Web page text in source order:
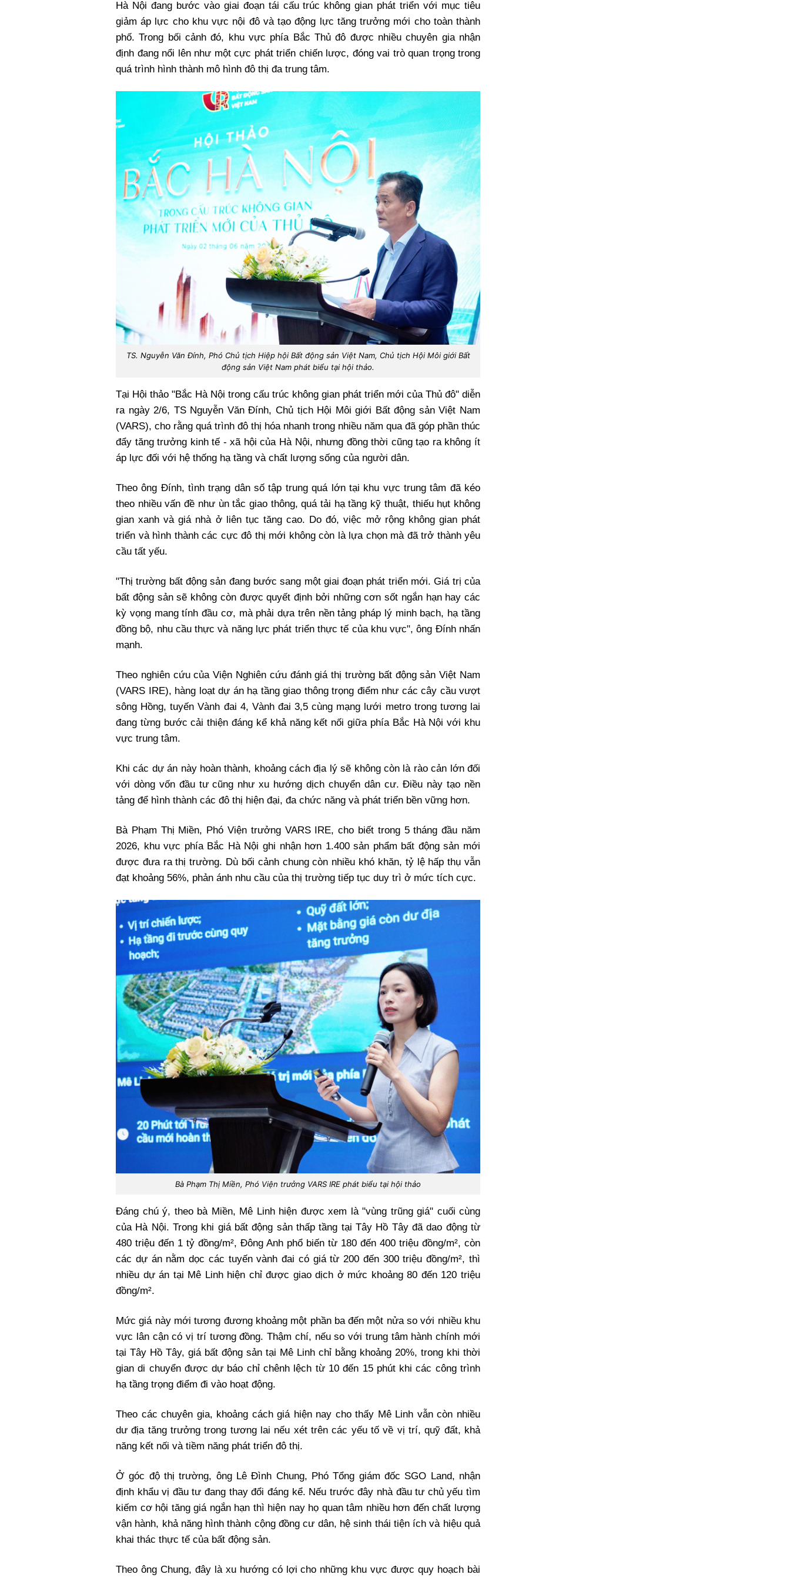
Xi nhan Trái Phải
Bạn đọc viết
Hà Nội đang bước vào giai đoạn tái cấu trúc không gian phát triển với mục tiêu
giảm áp lực cho khu vực nội đô và tạo động lực tăng trưởng mới cho toàn thành
phố. Trong bối cảnh đó, khu vực phía Bắc Thủ đô được nhiều chuyên gia nhận
định đang nổi lên như một cực phát triển chiến lược, đóng vai trò quan trọng trong
quá trình hình thành mô hình đô thị đa trung tâm.
TS. Nguyễn Văn Đính, Phó Chủ tịch Hiệp hội Bất động sản Việt Nam, Chủ tịch Hội Môi giới Bất
động sản Việt Nam phát biểu tại hội thảo.
Tại Hội thảo "Bắc Hà Nội trong cấu trúc không gian phát triển mới của Thủ đô" diễn
ra ngày 2/6, TS Nguyễn Văn Đính, Chủ tịch Hội Môi giới Bất động sản Việt Nam
(VARS), cho rằng quá trình đô thị hóa nhanh trong nhiều năm qua đã góp phần thúc
đẩy tăng trưởng kinh tế - xã hội của Hà Nội, nhưng đồng thời cũng tạo ra không ít
áp lực đối với hệ thống hạ tầng và chất lượng sống của người dân.
Theo ông Đính, tình trạng dân số tập trung quá lớn tại khu vực trung tâm đã kéo
theo nhiều vấn đề như ùn tắc giao thông, quá tải hạ tầng kỹ thuật, thiếu hụt không
gian xanh và giá nhà ở liên tục tăng cao. Do đó, việc mở rộng không gian phát
triển và hình thành các cực đô thị mới không còn là lựa chọn mà đã trở thành yêu
cầu tất yếu.
"Thị trường bất động sản đang bước sang một giai đoạn phát triển mới. Giá trị của
bất động sản sẽ không còn được quyết định bởi những cơn sốt ngắn hạn hay các
kỳ vọng mang tính đầu cơ, mà phải dựa trên nền tảng pháp lý minh bạch, hạ tầng
đồng bộ, nhu cầu thực và năng lực phát triển thực tế của khu vực", ông Đính nhấn
mạnh.
Theo nghiên cứu của Viện Nghiên cứu đánh giá thị trường bất động sản Việt Nam
(VARS IRE), hàng loạt dự án hạ tầng giao thông trọng điểm như các cây cầu vượt
sông Hồng, tuyến Vành đai 4, Vành đai 3,5 cùng mạng lưới metro trong tương lai
đang từng bước cải thiện đáng kể khả năng kết nối giữa phía Bắc Hà Nội với khu
vực trung tâm.
Khi các dự án này hoàn thành, khoảng cách địa lý sẽ không còn là rào cản lớn đối
với dòng vốn đầu tư cũng như xu hướng dịch chuyển dân cư. Điều này tạo nền
tảng để hình thành các đô thị hiện đại, đa chức năng và phát triển bền vững hơn.
Bà Phạm Thị Miền, Phó Viện trưởng VARS IRE, cho biết trong 5 tháng đầu năm
2026, khu vực phía Bắc Hà Nội ghi nhận hơn 1.400 sản phẩm bất động sản mới
được đưa ra thị trường. Dù bối cảnh chung còn nhiều khó khăn, tỷ lệ hấp thụ vẫn
đạt khoảng 56%, phản ánh nhu cầu của thị trường tiếp tục duy trì ở mức tích cực.
Bà Phạm Thị Miền, Phó Viện trưởng VARS IRE phát biểu tại hội thảo
Đáng chú ý, theo bà Miền, Mê Linh hiện được xem là "vùng trũng giá" cuối cùng
của Hà Nội. Trong khi giá bất động sản thấp tầng tại Tây Hồ Tây đã dao động từ
480 triệu đến 1 tỷ đồng/m², Đông Anh phổ biến từ 180 đến 400 triệu đồng/m², còn
các dự án nằm dọc các tuyến vành đai có giá từ 200 đến 300 triệu đồng/m², thì
nhiều dự án tại Mê Linh hiện chỉ được giao dịch ở mức khoảng 80 đến 120 triệu
đồng/m².
Mức giá này mới tương đương khoảng một phần ba đến một nửa so với nhiều khu
vực lân cận có vị trí tương đồng. Thậm chí, nếu so với trung tâm hành chính mới
tại Tây Hồ Tây, giá bất động sản tại Mê Linh chỉ bằng khoảng 20%, trong khi thời
gian di chuyển được dự báo chỉ chênh lệch từ 10 đến 15 phút khi các công trình
hạ tầng trọng điểm đi vào hoạt động.
Theo các chuyên gia, khoảng cách giá hiện nay cho thấy Mê Linh vẫn còn nhiều
dư địa tăng trưởng trong tương lai nếu xét trên các yếu tố về vị trí, quỹ đất, khả
năng kết nối và tiềm năng phát triển đô thị.
Ở góc độ thị trường, ông Lê Đình Chung, Phó Tổng giám đốc SGO Land, nhận
định khẩu vị đầu tư đang thay đổi đáng kể. Nếu trước đây nhà đầu tư chủ yếu tìm
kiếm cơ hội tăng giá ngắn hạn thì hiện nay họ quan tâm nhiều hơn đến chất lượng
vận hành, khả năng hình thành cộng đồng cư dân, hệ sinh thái tiện ích và hiệu quả
khai thác thực tế của bất động sản.
Theo ông Chung, đây là xu hướng có lợi cho những khu vực được quy hoạch bài